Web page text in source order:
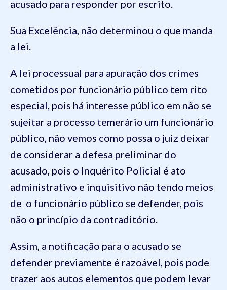
acusado para responder por escrito.
Sua Excelência, não determinou o que manda
a lei.
A lei processual para apuração dos crimes
cometidos por funcionário público tem rito
especial, pois há interesse público em não se
sujeitar a processo temerário um funcionário
público, não vemos como possa o juiz deixar
de considerar a defesa preliminar do
acusado, pois o Inquérito Policial é ato
administrativo e inquisitivo não tendo meios
de o funcionário público se defender, pois
não o princípio da contraditório.
Assim, a notificação para o acusado se
defender previamente é razoável, pois pode
trazer aos autos elementos que podem levar